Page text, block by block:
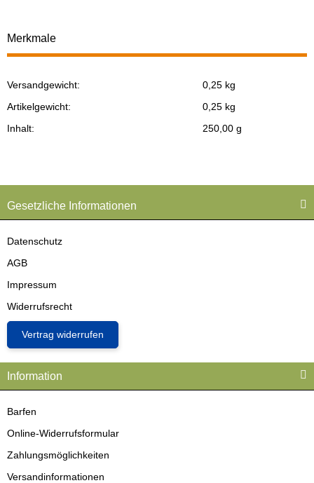
Merkmale
Produkteigenschaft
Wert
Versandgewicht:
0,25 kg
Artikelgewicht:
0,25 kg
Inhalt:
250,00 g
Gesetzliche Informationen
Datenschutz
AGB
Impressum
Widerrufsrecht
Vertrag widerrufen
Information
Barfen
Online-Widerrufsformular
Zahlungsmöglichkeiten
Versandinformationen